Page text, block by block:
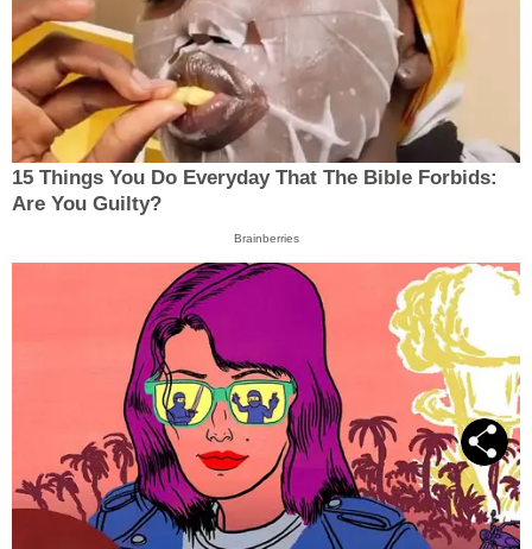
15 Things You Do Everyday That The Bible Forbids:
Are You Guilty?
Brainberries